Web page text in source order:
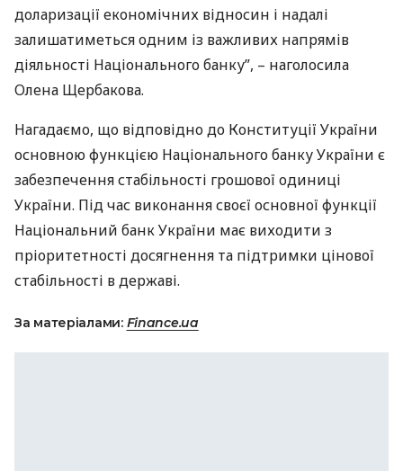
доларизації економічних відносин і надалі
залишатиметься одним із важливих напрямів
діяльності Національного банку”, – наголосила
Олена Щербакова.
Нагадаємо, що відповідно до Конституції України
основною функцією Національного банку України є
забезпечення стабільності грошової одиниці
України. Під час виконання своєї основної функції
Національний банк України має виходити з
пріоритетності досягнення та підтримки цінової
стабільності в державі.
За матеріалами: Finance.ua